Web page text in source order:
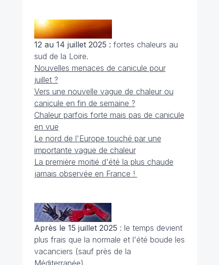
12 au 14 juillet 2025 : fortes chaleurs au
sud de la Loire.
Nouvelles menaces de canicule pour
juillet ?
Vers une nouvelle vague de chaleur ou
canicule en fin de semaine ?
Chaleur parfois forte mais pas de canicule
en vue
Le nord de l'Europe touché par une
importante vague de chaleur
La première moitié d'été la plus chaude
jamais observée en France !
Après le 15 juillet 2025 : le temps devient
plus frais que la normale et l'été boude les
vacanciers (sauf près de la
Méditerranée).